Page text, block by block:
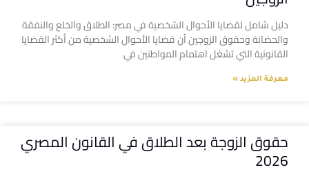
دليل شامل لقضايا الأحوال الشخصية في مصر: الطلاق والخلع والنفقة
والحضانة وحقوق الزوجين أن قضايا الأحوال الشخصية من أكثر القضايا
القانونية التي تشغل اهتمام المواطنين في
معرفة المزيد »
حقوق الزوجة بعد الطلاق في القانون المصري
2026